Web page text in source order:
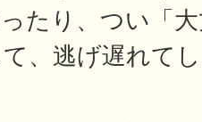
たり、つい「
、逃げ遅れて